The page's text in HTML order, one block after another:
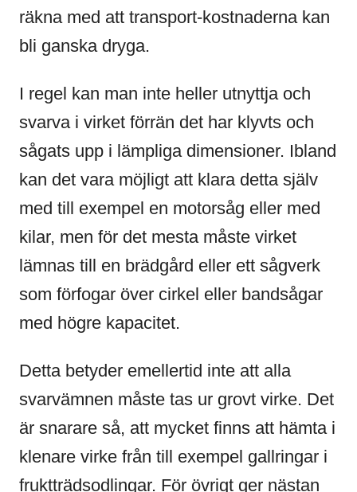
räkna med att transport-kostnaderna kan
bli ganska dryga.
I regel kan man inte heller utnyttja och
svarva i virket förrän det har klyvts och
sågats upp i lämpliga dimensioner. Ibland
kan det vara möjligt att klara detta själv
med till exempel en motorsåg eller med
kilar, men för det mesta måste virket
lämnas till en brädgård eller ett sågverk
som förfogar över cirkel eller bandsågar
med högre kapacitet.
Detta betyder emellertid inte att alla
svarvämnen måste tas ur grovt virke. Det
är snarare så, att mycket finns att hämta i
klenare virke från till exempel gallringar i
fruktträdsodlingar. För övrigt ger nästan